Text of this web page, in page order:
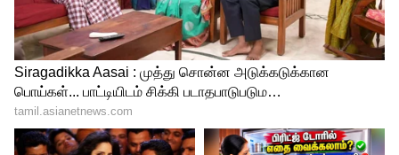
செய்யப்படுகிறது.
LATEST VIDEOS